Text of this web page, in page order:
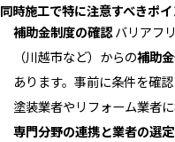
同時施工で特に注意すべきポ
補助金制度の確認バリアフ
（川越市など）からの補助
あります。事前に条件を確
塗装業者やリフォーム業者に
専門分野の連携と業者の選定